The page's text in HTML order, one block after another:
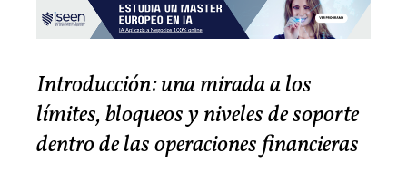
Introducción: una mirada a los
límites, bloqueos y niveles de soporte
dentro de las operaciones financieras